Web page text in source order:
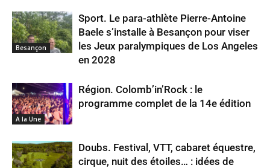
Besançon
Sport. Le para-athlète Pierre-Antoine
Baele s’installe à Besançon pour viser
les Jeux paralympiques de Los Angeles
en 2028
A la Une
Région. Colomb’in’Rock : le
programme complet de la 14e édition
Doubs. Festival, VTT, cabaret équestre,
cirque, nuit des étoiles… : idées de